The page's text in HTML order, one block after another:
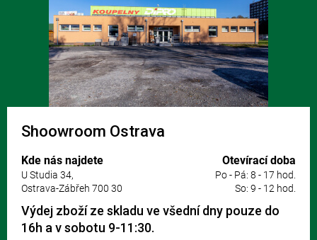
Shoowroom Ostrava
Kde nás najdete
U Studia 34,
Ostrava-Zábřeh 700 30
Otevírací doba
Po - Pá: 8 - 17 hod.
So: 9 - 12 hod.
Výdej zboží ze skladu ve všední dny pouze do
16h a v sobotu 9-11:30.